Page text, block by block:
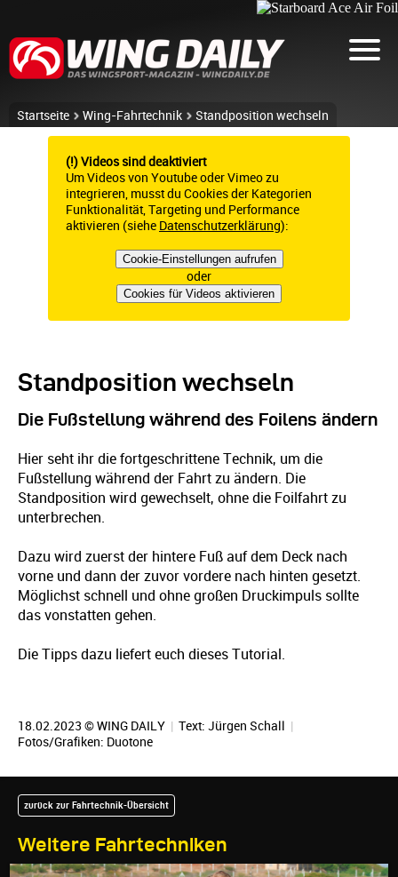
Startseite Wing-Fahrtechnik Standposition wechseln
(!) Videos sind deaktiviert
Um Videos von Youtube oder Vimeo zu
integrieren, musst du Cookies der Kategorien
Funktionalität, Targeting und Performance
aktivieren (siehe Datenschutzerklärung):
Cookie-Einstellungen aufrufen
oder
Cookies für Videos aktivieren
Standposition wechseln
Die Fußstellung während des Foilens ändern
Hier seht ihr die fortgeschrittene Technik, um die
Fußstellung während der Fahrt zu ändern. Die
Standposition wird gewechselt, ohne die Foilfahrt zu
unterbrechen.
Dazu wird zuerst der hintere Fuß auf dem Deck nach
vorne und dann der zuvor vordere nach hinten gesetzt.
Möglichst schnell und ohne großen Druckimpuls sollte
das vonstatten gehen.
Die Tipps dazu liefert euch dieses Tutorial.
18.02.2023 © WING DAILY | Text: Jürgen Schall |
Fotos/Grafiken: Duotone
Weitere Fahrtechniken
zurück zur Fahrtechnik-Übersicht